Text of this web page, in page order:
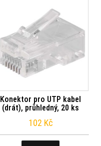
Konektor pro UTP kabel
(drát), průhledný, 20 ks
102 Kč